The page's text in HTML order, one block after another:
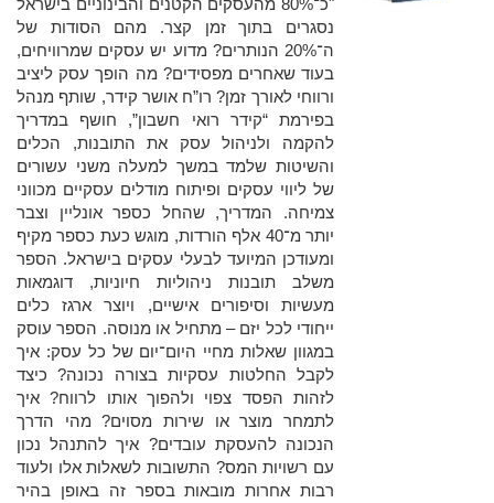
"כ־80% מהעסקים הקטנים והבינוניים בישראל
נסגרים בתוך זמן קצר. מהם הסודות של
ה־20% הנותרים? מדוע יש עסקים שמרוויחים,
בעוד שאחרים מפסידים? מה הופך עסק ליציב
ורווחי לאורך זמן? רו”ח אושר קידר, שותף מנהל
בפירמת “קידר רואי חשבון”, חושף במדריך
להקמה ולניהול עסק את התובנות, הכלים
והשיטות שלמד במשך למעלה משני עשורים
של ליווי עסקים ופיתוח מודלים עסקיים מכווני
צמיחה. המדריך, שהחל כספר אונליין וצבר
יותר מ־40 אלף הורדות, מוגש כעת כספר מקיף
ומעודכן המיועד לבעלי עסקים בישראל. הספר
משלב תובנות ניהוליות חיוניות, דוגמאות
מעשיות וסיפורים אישיים, ויוצר ארגז כלים
ייחודי לכל יזם – מתחיל או מנוסה. הספר עוסק
במגוון שאלות מחיי היום־יום של כל עסק: איך
לקבל החלטות עסקיות בצורה נכונה? כיצד
לזהות הפסד צפוי ולהפוך אותו לרווח? איך
לתמחר מוצר או שירות מסוים? מהי הדרך
הנכונה להעסקת עובדים? איך להתנהל נכון
עם רשויות המס? התשובות לשאלות אלו ולעוד
רבות אחרות מובאות בספר זה באופן בהיר